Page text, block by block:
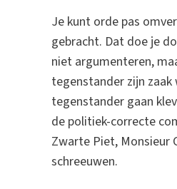
Je kunt orde pas
gebracht. Dat doe je
niet argumenteren,
tegenstander zijn zaak
tegenstander gaan
de politiek-correcte
Zwarte Piet, Monsieur
schreeuwen.